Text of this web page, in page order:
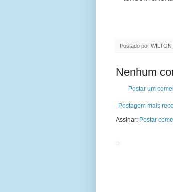
Postado por WILTON
Nenhum
Postar um
Postagem mais
Assinar: Postar